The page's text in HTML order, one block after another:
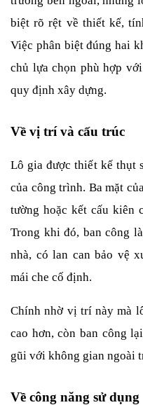
biệt rõ rệt về thiết kế,
Việc phân biệt đúng hai
chủ lựa chọn phù hợp
quy định xây dựng.
Về vị trí và cấu trúc
Lô gia được thiết kế thụt
của công trình. Ba mặt
tường hoặc kết cấu kiên
Trong khi đó, ban công
nhà, có lan can bảo vệ
mái che cố định.
Chính nhờ vị trí này mà
cao hơn, còn ban công
gũi với không gian ngoài
Về công năng sử dụng